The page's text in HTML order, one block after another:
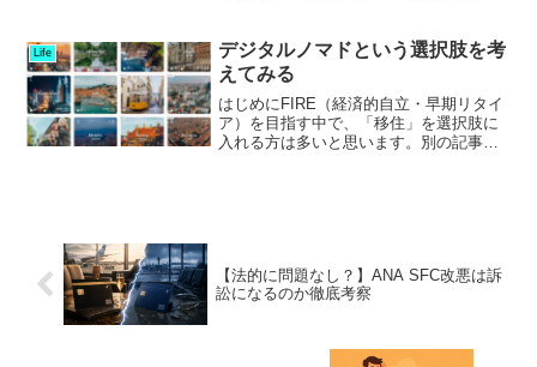
ンプルに見えて、実はスコアを大きく左
右する重...
Life
デジタルノマドという選択肢を考
えてみる
はじめにFIRE（経済的自立・早期リタイ
ア）を目指す中で、「移住」を選択肢に
入れる方は多いと思います。別の記事で
【法的に問題なし？】ANA SFC改悪は訴
訟になるのか徹底考察